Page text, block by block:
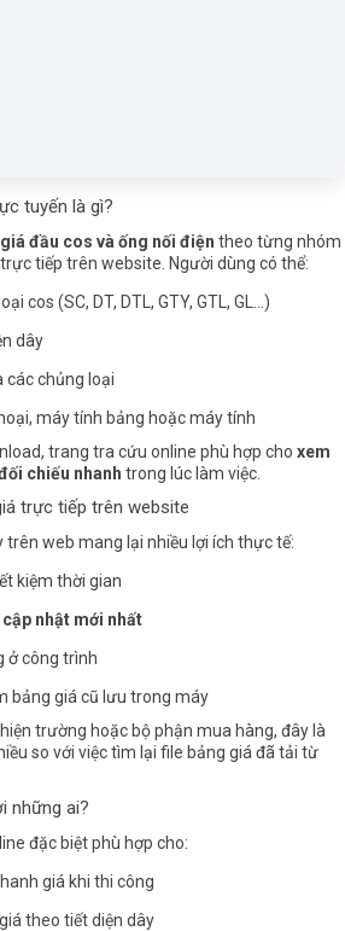
tuyến là gì?
đầu cos và ống nối điện theo từng nhóm
tiếp trên website. Người dùng có thể:
cos (SC, DT, DTL, GTY, GTL, GL…)
dây
các chủng loại
máy tính bảng hoặc máy tính
trang tra cứu online phù hợp cho xem
chiếu nhanh trong lúc làm việc.
trực tiếp trên website
trên web mang lại nhiều lợi ích thực tế:
kiệm thời gian
nhật mới nhất
ở công trình
bảng giá cũ lưu trong máy
trường hoặc bộ phận mua hàng, đây là
so với việc tìm lại file bảng giá đã tải từ
những ai?
đặc biệt phù hợp cho:
giá khi thi công
theo tiết diện dây